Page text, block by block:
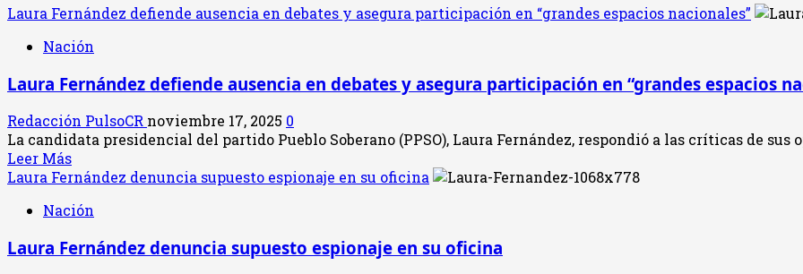
Laura Fernández defiende ausencia en debates y asegura participación en “grandes espacios nacionales”
Nación
Laura Fernández defiende ausencia en debates y asegura participación en “grandes espacios
Redacción PulsoCR noviembre 17, 2025 0
La candidata presidencial del partido Pueblo Soberano (PPSO), Laura Fernández, respondió a las críticas de sus
Leer MásLeer
más
de
Fernández
Laura Fernández denuncia supuesto espionaje en su oficina
Nación
Laura Fernández denuncia supuesto espionaje en su oficina